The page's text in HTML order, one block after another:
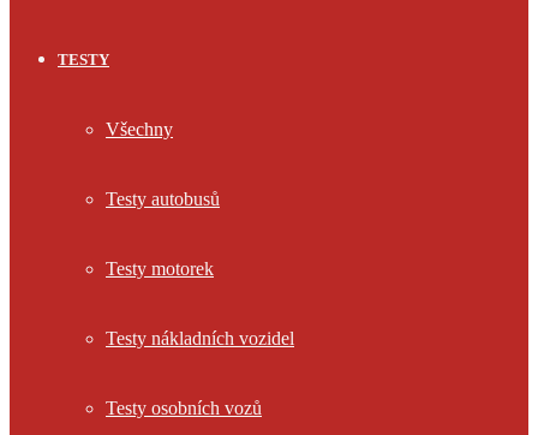
TESTY
Všechny
Testy autobusů
Testy motorek
Testy nákladních vozidel
Testy osobních vozů